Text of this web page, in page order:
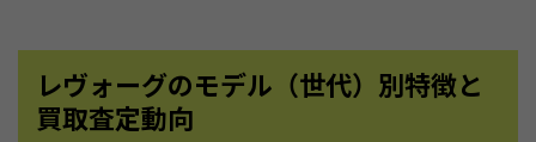
レヴォーグのモデル（世代）別特徴と
買取査定動向